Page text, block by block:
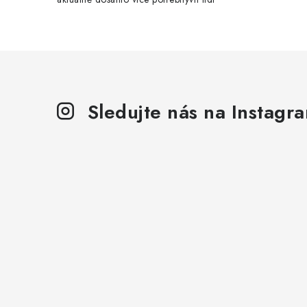
Sledujte nás na